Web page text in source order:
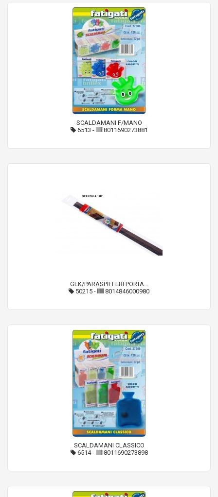
SCALDAMANI F/MANO
6513 - 8011690273881
GEK/PARASPIFFERI PORTA...
50215 - 8014846000980
SCALDAMANI CLASSICO
6514- 8011690273898